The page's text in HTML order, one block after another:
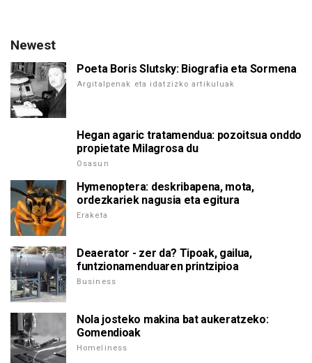
Newest
Poeta Boris Slutsky: Biografia eta Sormena
Argitalpenak eta idatzizko artikuluak
Hegan agaric tratamendua: pozoitsua onddo
propietate Milagrosa du
Osasun
Hymenoptera: deskribapena, mota,
ordezkariek nagusia eta egitura
Eraketa
Deaerator - zer da? Tipoak, gailua,
funtzionamenduaren printzipioa
Business
Nola josteko makina bat aukeratzeko:
Gomendioak
Homeliness